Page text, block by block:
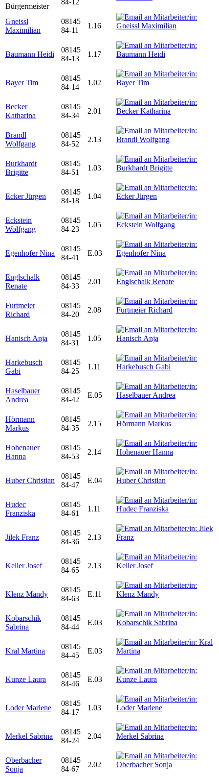
Bürgermeister
84-12
Gneissl
Maximilian
08145
84-11
1.16
Baumann Heidi
08145
84-13
1.17
Bayer Tim
08145
84-14
1.02
Becker
Katharina
08145
84-34
2.01
Brandl
Wolfgang
08145
84-52
2.13
Burkhardt
Brigitte
08145
84-51
1.03
Ecker Jürgen
08145
84-18
1.04
Eckstein
Wolfgang
08145
84-23
1.05
Egenhofer Nina
08145
84-41
E.03
Englschalk
Renate
08145
84-33
2.01
Furtmeier
Richard
08145
84-20
2.08
Hanisch Anja
08145
84-31
1.05
Harkebusch
Gabi
08145
84-25
1.11
Haselbauer
Andrea
08145
84-42
E.05
Hörmann
Markus
08145
84-35
2.15
Hohenauer
Hanna
08145
84-53
2.14
Huber Christian
08145
84-47
E.04
Hudec
Franziska
08145
84-61
1.11
Jilek Franz
08145
84-36
2.13
Keller Josef
08145
84-65
2.13
Klenz Mandy
08145
84-63
E.11
Kobarschik
Sabrina
08145
84-44
E.03
Kral Martina
08145
84-45
E.03
Kunze Laura
08145
84-46
E.03
Loder Marlene
08145
84-17
1.03
Merkel Sabrina
08145
84-24
2.04
Oberbacher
Sonja
08145
84-67
2.02